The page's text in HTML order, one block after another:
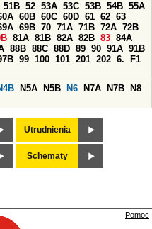
51B 52 53A 53C 53B 54B 55A
60B 60C 60D 61 62 63
69B 70 71A 71B 72A 72B
81A 81B 82A 82B 83 84A
88B 88C 88D 89 90 91A 91B
99 100 101 201 202 6.
F1
N5A N5B N6 N7A N7B
N8
Utrudnienia
Schematy
Pomoc